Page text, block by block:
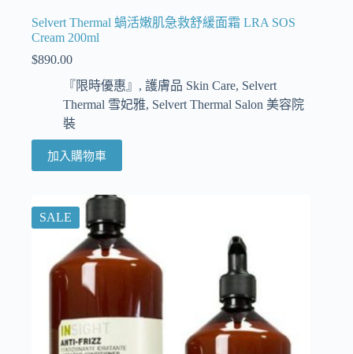
Selvert Thermal 蝸活嫩肌急救舒緩面霜 LRA SOS
Cream 200ml
$890.00
『限時優惠』 , 護膚品 Skin Care, Selvert
Thermal 雪妃雅, Selvert Thermal Salon 美容院
裝
加入購物車
SALE